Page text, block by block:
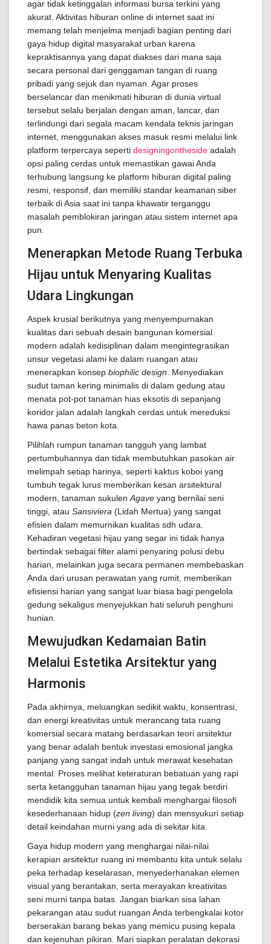
agar tidak ketinggalan informasi bursa terkini yang
akurat. Aktivitas hiburan online di internet saat ini
memang telah menjelma menjadi bagian penting dari
gaya hidup digital masyarakat urban karena
kepraktisannya yang dapat diakses dari mana saja
secara personal dari genggaman tangan di ruang
pribadi yang sejuk dan nyaman. Agar proses
berselancar dan menikmati hiburan di dunia virtual
tersebut selalu berjalan dengan aman, lancar, dan
terlindungi dari segala macam kendala teknis jaringan
internet, menggunakan akses masuk resmi melalui link
platform terpercaya seperti designingontheside adalah
opsi paling cerdas untuk memastikan gawai Anda
terhubung langsung ke platform hiburan digital paling
resmi, responsif, dan memiliki standar keamanan siber
terbaik di Asia saat ini tanpa khawatir terganggu
masalah pemblokiran jaringan atau sistem internet apa
pun.
Menerapkan Metode Ruang Terbuka
Hijau untuk Menyaring Kualitas
Udara Lingkungan
Aspek krusial berikutnya yang menyempurnakan
kualitas dari sebuah desain bangunan komersial
modern adalah kedisiplinan dalam mengintegrasikan
unsur vegetasi alami ke dalam ruangan atau
menerapkan konsep biophilic design . Menyediakan
sudut taman kering minimalis di dalam gedung atau
menata pot-pot tanaman hias eksotis di sepanjang
koridor jalan adalah langkah cerdas untuk mereduksi
hawa panas beton kota.
Pilihlah rumpun tanaman tangguh yang lambat
pertumbuhannya dan tidak membutuhkan pasokan air
melimpah setiap harinya, seperti kaktus koboi yang
tumbuh tegak lurus memberikan kesan arsitektural
modern, tanaman sukulen Agave yang bernilai seni
tinggi, atau Sansiviera (Lidah Mertua) yang sangat
efisien dalam memurnikan kualitas sdh udara.
Kehadiran vegetasi hijau yang segar ini tidak hanya
bertindak sebagai filter alami penyaring polusi debu
harian, melainkan juga secara permanen membebaskan
Anda dari urusan perawatan yang rumit, memberikan
efisiensi harian yang sangat luar biasa bagi pengelola
gedung sekaligus menyejukkan hati seluruh penghuni
hunian.
Mewujudkan Kedamaian Batin
Melalui Estetika Arsitektur yang
Harmonis
Pada akhirnya, meluangkan sedikit waktu, konsentrasi,
dan energi kreativitas untuk merancang tata ruang
komersial secara matang berdasarkan teori arsitektur
yang benar adalah bentuk investasi emosional jangka
panjang yang sangat indah untuk merawat kesehatan
mental. Proses melihat keteraturan bebatuan yang rapi
serta ketangguhan tanaman hijau yang tegak berdiri
mendidik kita semua untuk kembali menghargai filosofi
kesederhanaan hidup (zen living) dan mensyukuri setiap
detail keindahan murni yang ada di sekitar kita.
Gaya hidup modern yang menghargai nilai-nilai
kerapian arsitektur ruang ini membantu kita untuk selalu
peka terhadap keselarasan, menyederhanakan elemen
visual yang berantakan, serta merayakan kreativitas
seni murni tanpa batas. Jangan biarkan sisa lahan
pekarangan atau sudut ruangan Anda terbengkalai kotor
berserakan barang bekas yang memicu pusing kepala
dan kejenuhan pikiran. Mari siapkan peralatan dekorasi